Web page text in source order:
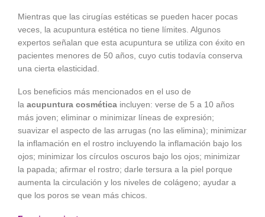
Mientras que las cirugías estéticas se pueden hacer pocas
veces, la acupuntura estética no tiene límites. Algunos
expertos señalan que esta acupuntura se utiliza con éxito en
pacientes menores de 50 años, cuyo cutis todavía conserva
una cierta elasticidad.
Los beneficios más mencionados en el uso de
la acupuntura cosmética incluyen: verse de 5 a 10 años
más joven; eliminar o minimizar líneas de expresión;
suavizar el aspecto de las arrugas (no las elimina); minimizar
la inflamación en el rostro incluyendo la inflamación bajo los
ojos; minimizar los círculos oscuros bajo los ojos; minimizar
la papada; afirmar el rostro; darle tersura a la piel porque
aumenta la circulación y los niveles de colágeno; ayudar a
que los poros se vean más chicos.